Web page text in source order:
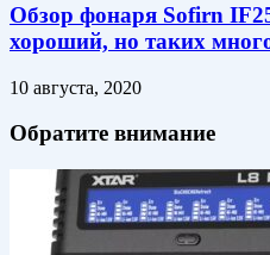
Обзор фонаря Sofirn
хороший, но таких
10 августа, 2020
Обратите внимание